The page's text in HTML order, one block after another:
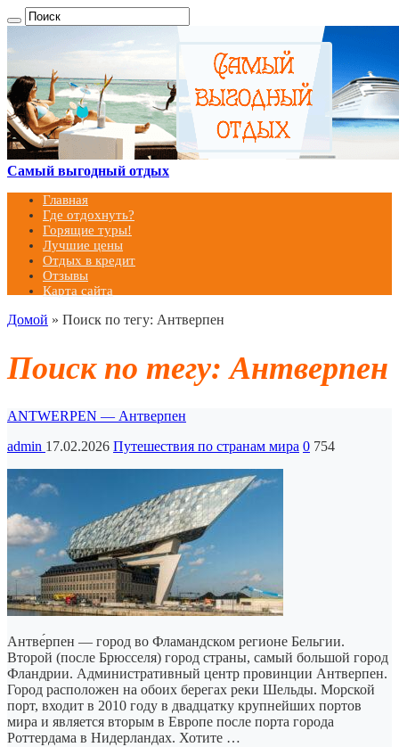
Самый выгодный отдых
Главная
Где отдохнуть?
Горящие туры!
Лучшие цены
Отдых в кредит
Отзывы
Карта сайта
Домой » Поиск по тегу: Антверпен
Поиск по тегу:Антверпен
ANTWERPEN — Антверпен
admin 17.02.2026 Путешествия по странам мира 0 754
Антве́рпен — город во Фламандском регионе Бельгии.
Второй (после Брюсселя) город страны, самый большой город
Фландрии. Административный центр провинции Антверпен.
Город расположен на обоих берегах реки Шельды. Морской
порт, входит в 2010 году в двадцатку крупнейших портов
мира и является вторым в Европе после порта города
Роттердама в Нидерландах. Хотите …